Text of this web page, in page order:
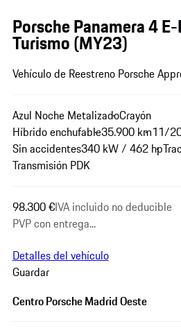
Porsche Panamera 4
Turismo (MY23)
Vehículo de Reestreno Porsche
Azul Noche MetalizadoCrayón
Híbrido enchufable35.900 km11/
Sin accidentes340 kW / 462 hp
Transmisión PDK
98.300 €IVA incluido no deducible
PVP con entrega...
Detalles del vehículo
Guardar
Centro Porsche Madrid Oeste